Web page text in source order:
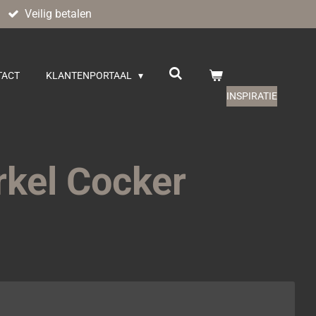
Veilig betalen
KLANTENPORTAAL
INSPIRATIE
Cocker